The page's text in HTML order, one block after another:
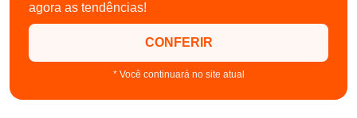
agora as tendências!
CONFERIR
* Você continuará no site atual